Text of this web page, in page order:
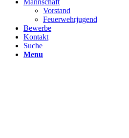
Mannschaft
Vorstand
Feuerwehrjugend
Bewerbe
Kontakt
Suche
Menu